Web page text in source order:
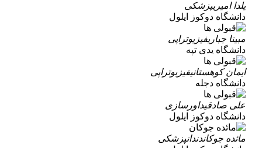
یلدا امیریپزشکی
دانشگاه دوکوز ایلول
مبینا جباریفیزیوتراپی
دانشگاه یدی تپه
ایمان کوهستانیفیزیوتراپی
دانشگاه دجله
علی صادقیداورسازی
دانشگاه دوکوز ایلول
مائده جوکاندندانپزشکی